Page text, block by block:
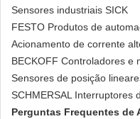
Sensores industriais SICK
FESTO Produtos de
Acionamento de corrente
BECKOFF Controladores e
Sensores de posição
SCHMERSAL Interruptores
Perguntas Frequentes de